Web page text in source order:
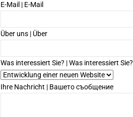
E-Mail | E-Mail
Über uns | Über
Was interessiert Sie? | Was interessiert Sie?
Ihre Nachricht | Вашето съобщение